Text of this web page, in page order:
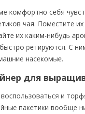
комфортно себя
чая. Поместите
их каким-нибудь
ретируются. С
насекомые.
для
и
пакетики вообще